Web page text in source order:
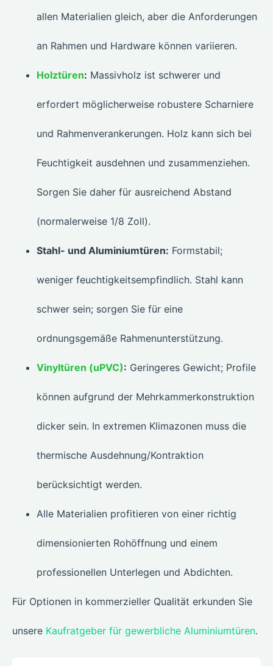
allen Materialien gleich, aber die Anforderungen
an Rahmen und Hardware können variieren.
Holztüren: Massivholz ist schwerer und
erfordert möglicherweise robustere Scharniere
und Rahmenverankerungen. Holz kann sich bei
Feuchtigkeit ausdehnen und zusammenziehen.
Sorgen Sie daher für ausreichend Abstand
(normalerweise 1/8 Zoll).
Stahl- und Aluminiumtüren: Formstabil;
weniger feuchtigkeitsempfindlich. Stahl kann
schwer sein; sorgen Sie für eine
ordnungsgemäße Rahmenunterstützung.
Vinyltüren (uPVC): Geringeres Gewicht; Profile
können aufgrund der Mehrkammerkonstruktion
dicker sein. In extremen Klimazonen muss die
thermische Ausdehnung/Kontraktion
berücksichtigt werden.
Alle Materialien profitieren von einer richtig
dimensionierten Rohöffnung und einem
professionellen Unterlegen und Abdichten.
Für Optionen in kommerzieller Qualität erkunden Sie
unsere Kaufratgeber für gewerbliche Aluminiumtüren.